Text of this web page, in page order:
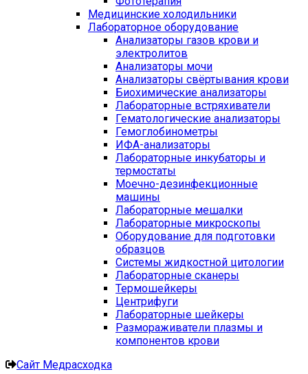
Медицинские холодильники
Лабораторное оборудование
Анализаторы газов крови и
электролитов
Анализаторы мочи
Анализаторы свёртывания крови
Биохимические анализаторы
Лабораторные встряхиватели
Гематологические анализаторы
Гемоглобинометры
ИФА-анализаторы
Лабораторные инкубаторы и
термостаты
Моечно-дезинфекционные
машины
Лабораторные мешалки
Лабораторные микроскопы
Оборудование для подготовки
образцов
Системы жидкостной цитологии
Лабораторные сканеры
Термошейкеры
Центрифуги
Лабораторные шейкеры
Размораживатели плазмы и
компонентов крови
Сайт Медрасходка